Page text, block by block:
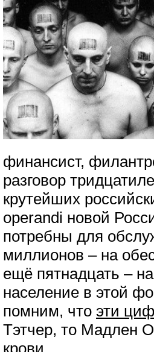
финансист,
разговор
крутейших
operandi новой
потребны для
миллионов – на
ещё пятнадцать –
население в этой
помним, что эти
Тэтчер, то Мадлен
крови...